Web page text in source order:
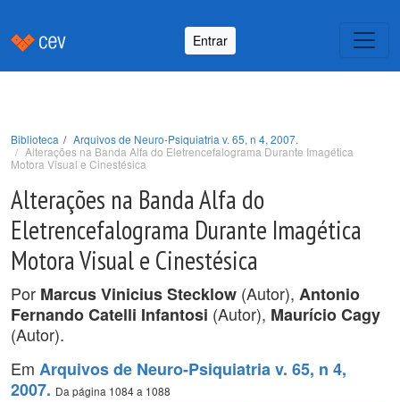
Entrar
Biblioteca
Arquivos de Neuro-Psiquiatria v. 65, n 4, 2007.
Alterações na Banda Alfa do Eletrencefalograma Durante Imagética
Motora Visual e Cinestésica
Alterações na Banda Alfa do
Eletrencefalograma Durante Imagética
Motora Visual e Cinestésica
Por Marcus Vinicius Stecklow (Autor), Antonio
Fernando Catelli Infantosi (Autor), Maurício Cagy
(Autor).
Em Arquivos de Neuro-Psiquiatria v. 65, n 4,
2007. Da página 1084 a 1088